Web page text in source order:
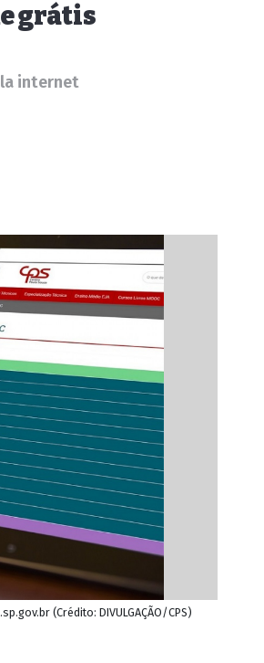
grátis
internet
(Crédito: DIVULGAÇÃO/CPS)